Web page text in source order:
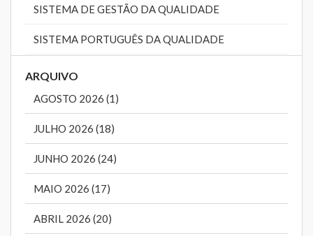
SISTEMA DE GESTÃO DA QUALIDADE
SISTEMA PORTUGUÊS DA QUALIDADE
ARQUIVO
AGOSTO 2026 (1)
JULHO 2026 (18)
JUNHO 2026 (24)
MAIO 2026 (17)
ABRIL 2026 (20)